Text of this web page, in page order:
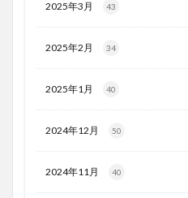
2025年3月 43
2025年2月 34
2025年1月 40
2024年12月 50
2024年11月 40